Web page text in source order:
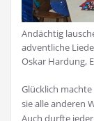
Andächtig
adventliche
Oskar Hardung,
Glücklich
sie alle anderen
Auch durfte